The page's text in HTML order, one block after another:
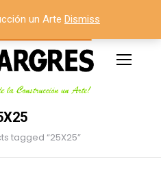
tagged “25X25”
un Arte Dismiss